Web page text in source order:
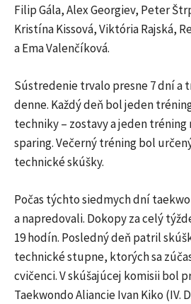
Filip Gála, Alex Georgiev, Peter
Kristína Kissová, Viktória Rajská,
a Ema Valenčíková.
Sústredenie trvalo presne 7 dní a
denne. Každý deň bol jeden
techniky – zostavy a jeden tréning
sparing. Večerný tréning bol
technické skúšky.
Počas týchto siedmych dní
a napredovali. Dokopy za celý
19 hodín. Posledný deň patril
technické stupne, ktorých sa
cvičenci. V skúšajúcej komisii bol
Taekwondo Aliancie Ivan Kiko (IV.